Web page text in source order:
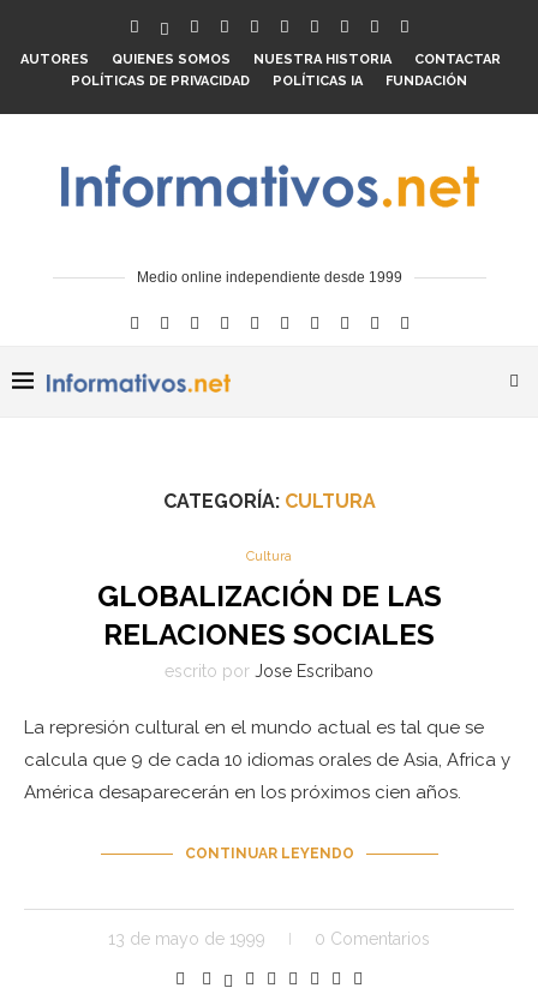
AUTORES QUIENES SOMOS NUESTRA HISTORIA
CONTACTAR
POLÍTICAS DE PRIVACIDAD
POLÍTICAS IA FUNDACIÓN
Medio online independiente desde 1999
CATEGORÍA: CULTURA
Cultura
GLOBALIZACIÓN DE LAS
RELACIONES SOCIALES
escrito por Jose Escribano
La represión cultural en el mundo actual es tal que se
calcula que 9 de cada 10 idiomas orales de Asia, Africa y
América desaparecerán en los próximos cien años.
CONTINUAR LEYENDO
13 de mayo de 1999 0 Comentarios